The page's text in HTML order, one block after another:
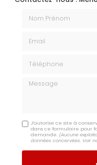
Message
J'autorise ce site à
dans ce formulaire pour
demande. (Aucune
données concervées. Voir